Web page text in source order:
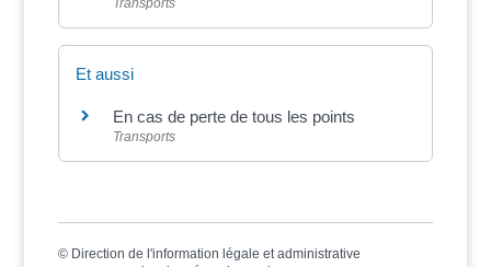
Et aussi
En cas de perte de tous les points
Transports
© Direction de l'information légale et administrative